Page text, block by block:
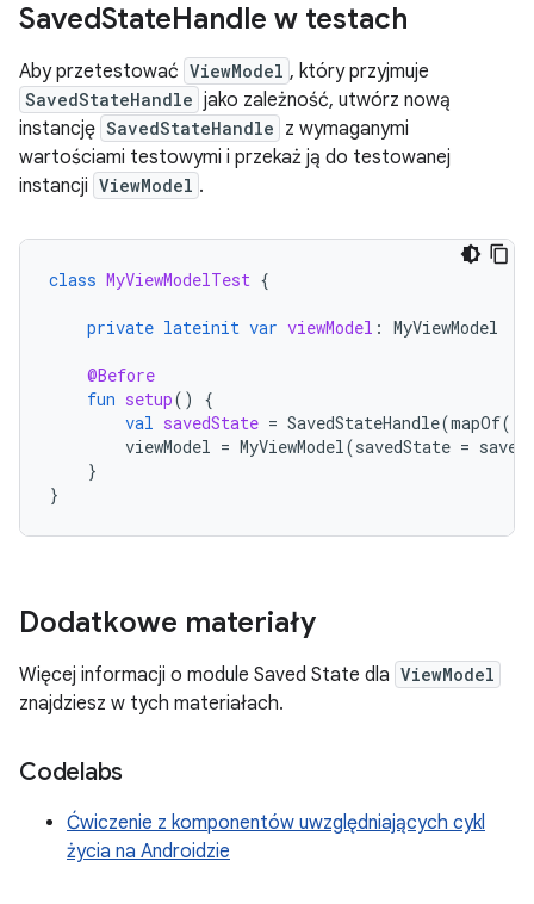
SavedStateHandle w testach
Aby przetestować ViewModel , który przyjmuje
SavedStateHandle jako zależność, utwórz nową
instancję SavedStateHandle z wymaganymi
wartościami testowymi i przekaż ją do testowanej
instancji ViewModel .
class MyViewModelTest {
private lateinit var viewModel : MyViewModel
@Before
fun setup()
{
val savedState = SavedStateHandle(mapOf(
viewModel = MyViewModel(savedState =
}
}
Dodatkowe materiały
Więcej informacji o module Saved State dla ViewModel
znajdziesz w tych materiałach.
Codelabs
Ćwiczenie z komponentów uwzględniających cykl
życia na Androidzie